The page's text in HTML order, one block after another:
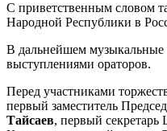
С приветственным словом
Народной Республики в
В дальнейшем музыкальные
выступлениями ораторов.
Перед участниками
первый заместитель
Тайсаев, первый